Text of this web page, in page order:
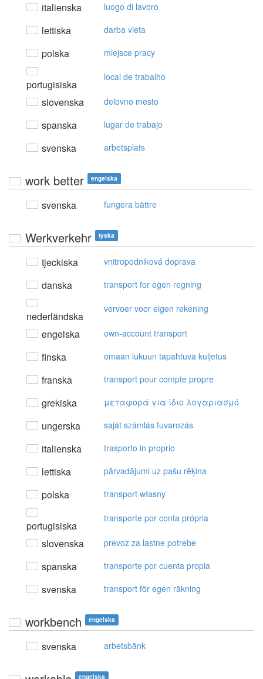
italienska luogo di lavoro
lettiska darba vieta
polska miejsce pracy
portugisiska
local de trabalho
slovenska delovno mesto
spanska lugar de trabajo
svenska arbetsplats
work better engelska
svenska fungera bättre
Werkverkehr tyska
tjeckiska vnitropodniková doprava
danska transport for egen regning
nederländska
vervoer voor eigen rekening
engelska own-account transport
finska omaan lukuun tapahtuva kuljetus
franska transport pour compte propre
grekiska μεταφoρά για ίδιo λoγαριασμό
ungerska saját számlás fuvarozás
italienska trasporto in proprio
lettiska pārvadājumi uz pašu rēķina
polska transport własny
portugisiska
transporte por conta própria
slovenska prevoz za lastne potrebe
spanska transporte por cuenta propia
svenska transport för egen räkning
workbench engelska
svenska arbetsbänk
engelska